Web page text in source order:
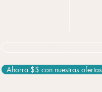
Ahorra $$ con nuestras ofertas